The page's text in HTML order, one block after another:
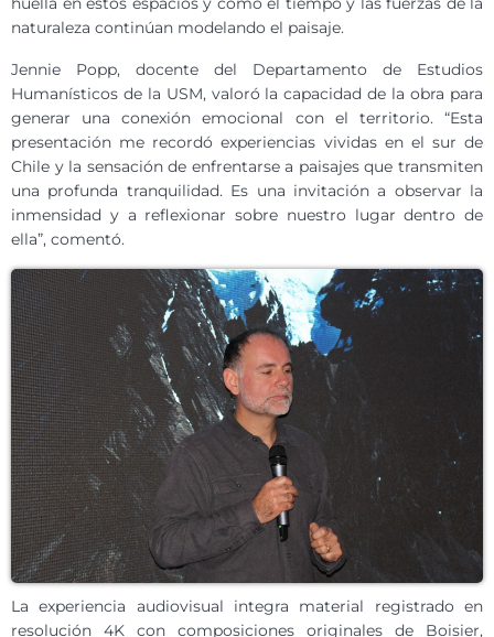
naturaleza continúan modelando el paisaje.
Jennie Popp, docente del Departamento de Estudios
Humanísticos de la USM, valoró la capacidad de la obra para
generar una conexión emocional con el territorio. “Esta
presentación me recordó experiencias vividas en el sur de
Chile y la sensación de enfrentarse a paisajes que transmiten
una profunda tranquilidad. Es una invitación a observar la
inmensidad y a reflexionar sobre nuestro lugar dentro de
ella”, comentó.
La experiencia audiovisual integra material registrado en
resolución 4K con composiciones originales de Boisier,